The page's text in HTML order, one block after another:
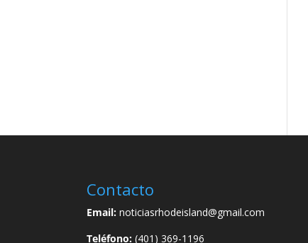
Contacto
Email:noticiasrhodeisland@gmail.com
Teléfono:(401) 369-1196